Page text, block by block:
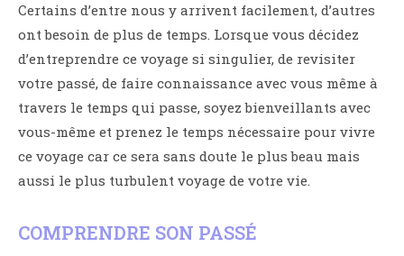
Certains d’entre nous y arrivent facilement, d’autres
ont besoin de plus de temps. Lorsque vous décidez
d’entreprendre ce voyage si singulier, de revisiter
votre passé, de faire connaissance avec vous même à
travers le temps qui passe, soyez bienveillants avec
vous-même et prenez le temps nécessaire pour vivre
ce voyage car ce sera sans doute le plus beau mais
aussi le plus turbulent voyage de votre vie.
COMPRENDRE SON PASSÉ